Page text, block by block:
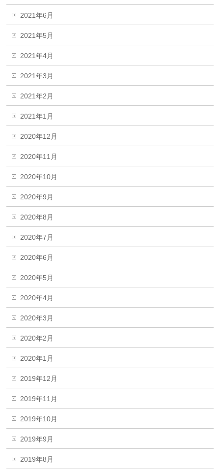
2021年6月
2021年5月
2021年4月
2021年3月
2021年2月
2021年1月
2020年12月
2020年11月
2020年10月
2020年9月
2020年8月
2020年7月
2020年6月
2020年5月
2020年4月
2020年3月
2020年2月
2020年1月
2019年12月
2019年11月
2019年10月
2019年9月
2019年8月